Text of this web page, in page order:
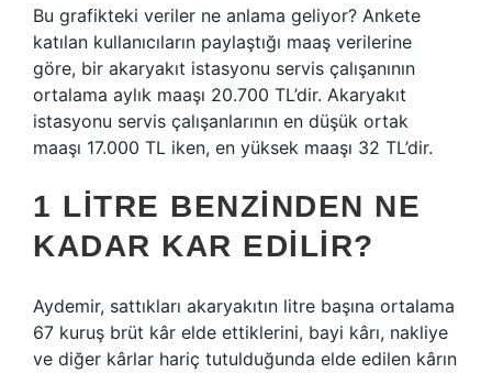
Bu grafikteki veriler ne anlama geliyor? Ankete
katılan kullanıcıların paylaştığı maaş verilerine
göre, bir akaryakıt istasyonu servis çalışanının
ortalama aylık maaşı 20.700 TL’dir. Akaryakıt
istasyonu servis çalışanlarının en düşük ortak
maaşı 17.000 TL iken, en yüksek maaşı 32 TL’dir.
1 LITRE BENZINDEN NE
KADAR KAR EDILIR?
Aydemir, sattıkları akaryakıtın litre başına ortalama
67 kuruş brüt kâr elde ettiklerini, bayi kârı, nakliye
ve diğer kârlar hariç tutulduğunda elde edilen kârın